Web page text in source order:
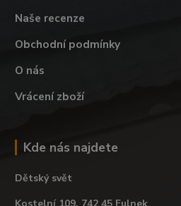
Naše recenze
Obchodní podmínky
O nás
Vrácení zboží
Kde nás najdete
Dětský svět
Kostelní 109, 742 45 Fulnek